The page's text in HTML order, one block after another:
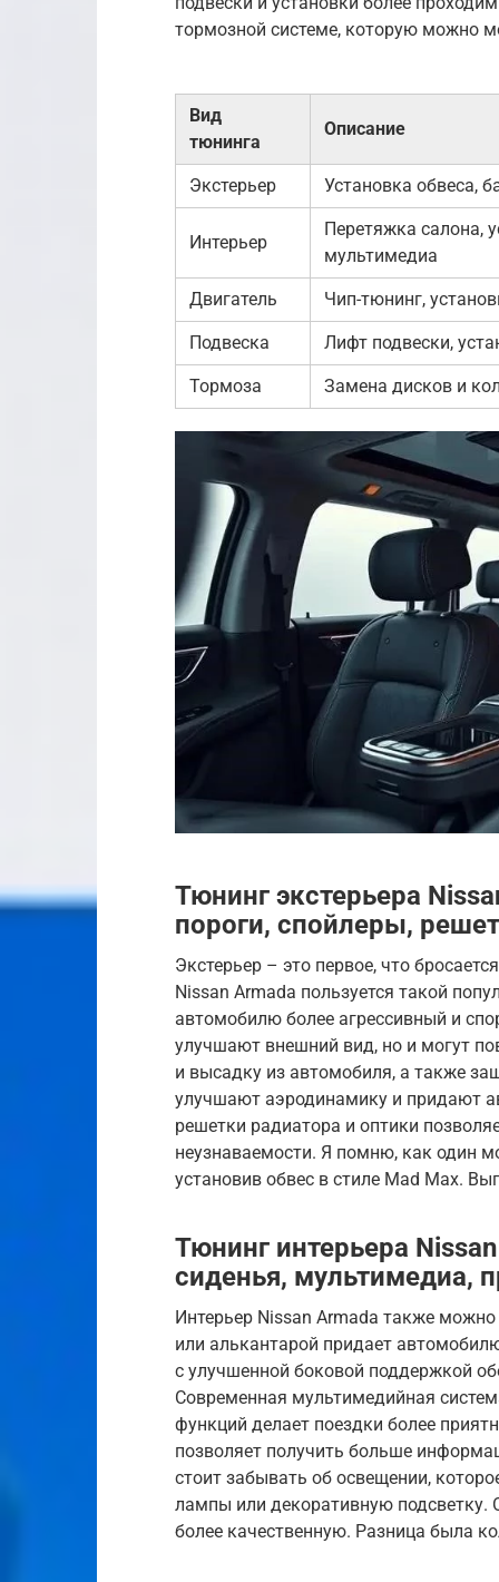
тормозной системе, которую можно
Вид
тюнинга
Описание
Экстерьер Установка обвеса,
Интерьер
Перетяжка салона,
мультимедиа
Двигатель Чип-тюнинг,
Подвеска Лифт подвески,
Тормоза Замена дисков и
Тюнинг экстерьера
пороги, спойлеры,
Экстерьер – это первое, что
Nissan Armada пользуется такой
автомобилю более агрессивный и
улучшают внешний вид, но и могут
и высадку из автомобиля, а также
улучшают аэродинамику и придают
решетки радиатора и оптики
неузнаваемости. Я помню, как один
установив обвес в стиле Mad Max.
Тюнинг интерьера
сиденья, мультимедиа,
Интерьер Nissan Armada также
или алькантарой придает
с улучшенной боковой поддержкой
Современная мультимедийная
функций делает поездки более
позволяет получить больше
стоит забывать об освещении,
лампы или декоративную
более качественную. Разница была